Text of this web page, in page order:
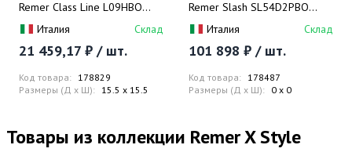
Remer Class Line L09HBO
(белый матовый), скрытая
часть в комплекте
Италия Склад
21 459,17 ₽ / шт.
Код товара: 178829
Размеры (Д x Ш): 15.5 x 15.5
Remer Slash SL54D2PBO
(белый матовый), 2 потока,
без скрытой части
Италия Склад
101 898 ₽ / шт.
Код товара: 178487
Размеры (Д x Ш): 0 x 0
Товары из коллекции Remer X Style